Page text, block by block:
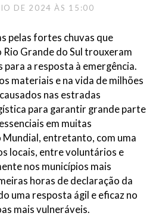
DE 2024 ÀS 15:00
pelas fortes chuvas que
Grande do Sul trouxeram
a resposta à emergência.
materiais e na vida de milhões
nas estradas
para garantir grande parte
em muitas
Mundial, entretanto, com uma
locais, entre voluntários e
nos municípios mais
horas de declaração da
uma resposta ágil e eficaz no
mais vulneráveis.